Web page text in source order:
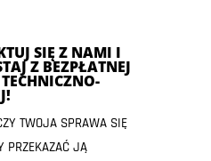
SIĘ Z NAMI I
Z BEZPŁATNEJ
TWOJA SPRAWA SIĘ
PRZEKAZAĆ JĄ